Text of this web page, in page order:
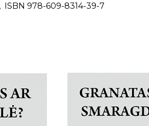
ISBN 978-609-8314-39-7